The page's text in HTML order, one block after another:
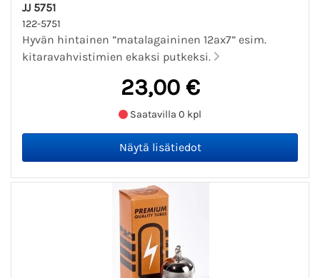
JJ 5751
122-5751
Hyvän hintainen ”matalagaininen 12ax7” esim.
kitaravahvistimien ekaksi putkeksi.
23,00 €
Saatavilla 0 kpl